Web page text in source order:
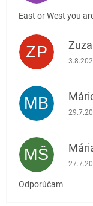
East or West you
ZP
MB
MŠ
Odporúčam